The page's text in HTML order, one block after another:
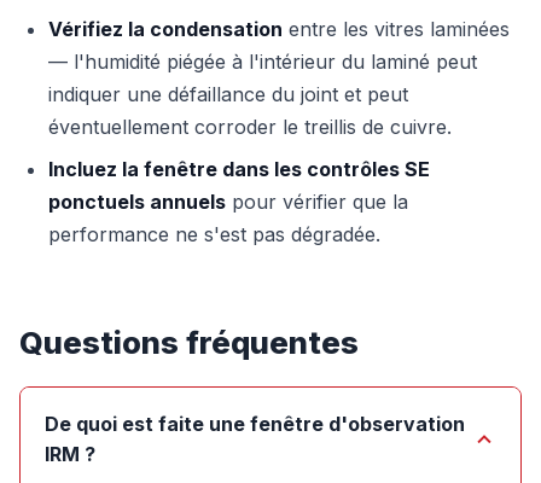
Vérifiez la condensation entre les vitres laminées
— l'humidité piégée à l'intérieur du laminé peut
indiquer une défaillance du joint et peut
éventuellement corroder le treillis de cuivre.
Incluez la fenêtre dans les contrôles SE
ponctuels annuels pour vérifier que la
performance ne s'est pas dégradée.
Questions fréquentes
De quoi est faite une fenêtre d'observation
IRM ?